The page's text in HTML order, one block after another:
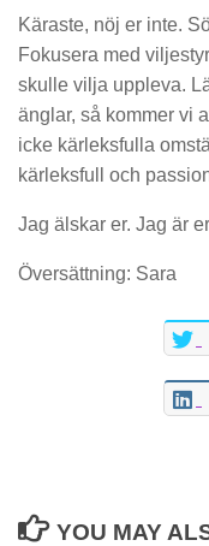
Käraste, nöj er inte.
Fokusera med
skulle vilja uppleva.
änglar, så kommer vi
icke kärleksfulla
kärleksfull och
Jag älskar er. Jag är
Översättning: Sara
YOU MAY